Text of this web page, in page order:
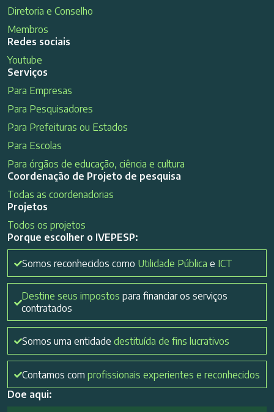
Diretoria e Conselho
Membros
Redes sociais
Youtube
Serviços
Para Empresas
Para Pesquisadores
Para Prefeituras ou Estados
Para Escolas
Para órgãos de educação, ciência e cultura
Coordenação de Projeto de pesquisa
Todas as coordenadorias
Projetos
Todos os projetos
Porque escolher o IVEPESP:
Somos reconhecidos como Utilidade Pública e ICT
Destine seus impostos para financiar os serviços
contratados
Somos uma entidade destituída de fins lucrativos
Contamos com profissionais experientes e reconhecidos
Doe aqui: